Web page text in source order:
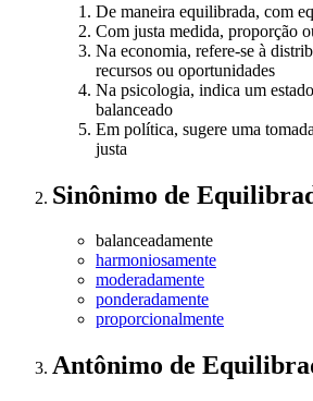
De maneira equilibrada, com
Com justa medida, proporção
Na economia, refere-se à
recursos ou oportunidades
Na psicologia, indica um
balanceado
Em política, sugere uma
justa
Sinônimo de
balanceadamente
harmoniosamente
moderadamente
ponderadamente
proporcionalmente
Antônimo de